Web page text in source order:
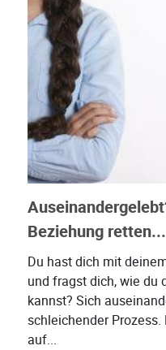
Beziehung retten...
Du hast dich mit
und fragst dich, wie du
kannst? Sich
schleichender
auf...